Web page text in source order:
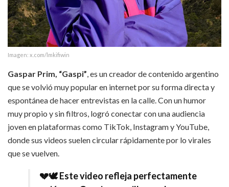
Imagen: x.com/lmkifiwin
Gaspar Prim, “Gaspi”, es un creador de contenido argentino
que se volvió muy popular en internet por su forma directa y
espontánea de hacer entrevistas en la calle. Con un humor
muy propio y sin filtros, logró conectar con una audiencia
joven en plataformas como TikTok, Instagram y YouTube,
donde sus videos suelen circular rápidamente por lo virales
que se vuelven.
💔🕊️ Este video refleja perfectamente